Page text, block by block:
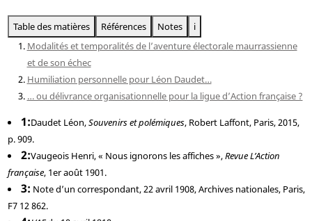
Table des matières Références Notes
i
Modalités et temporalités de l’aventure électorale maurrassienne
et de son échec
Humiliation personnelle pour Léon Daudet…
… ou délivrance organisationnelle pour la ligue d’Action française ?
1 DaudetLéon,Souvenirs et polémiques, Robert Laffont, Paris, 2015,
p. 909.
2 VaugeoisHenri, « Nous ignorons les affiches »,Revue L’Action
française, 1er août 1901.
3 Note d’un correspondant, 22 avril 1908, Archives nationales, Paris,
F7 12 862.